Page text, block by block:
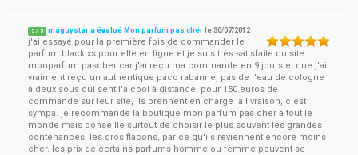
5 / 5 maguystar a évalué Mon parfum pas cher le30/07/2012
j'ai essayé pour la première fois de commander le
parfum black xs pour elle en ligne et je suis très satisfaite du site
monparfum pascher car j'ai reçu ma commande en 9 jours et que j'ai
vraiment reçu un authentique paco rabanne, pas de l'eau de cologne
à deux sous qui sent l'alcool à distance. pour 150 euros de
commande sur leur site, ils prennent en charge la livraison, c'est
sympa. je recommande la boutique mon parfum pas cher à tout le
monde mais conseille surtout de choisir le plus souvent les grandes
contenances, les gros flacons, par ce qu'ils reviennent encore moins
cher. les prix de certains parfums homme ou femme peuvent se